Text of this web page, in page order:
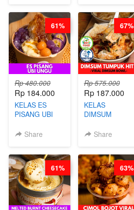
BARISTA
ARISUDANA
(TANGGAL 04
AGS HARGA
NAIK! )
Rp 480.000
Rp 184.000
KELAS ES
PISANG UBI
CHEF DITA
Share
61%
Rp 575.000
Rp 187.000
KELAS
DIMSUM
- VIRAL
STEPHANIE
Share
67%
61% 63%